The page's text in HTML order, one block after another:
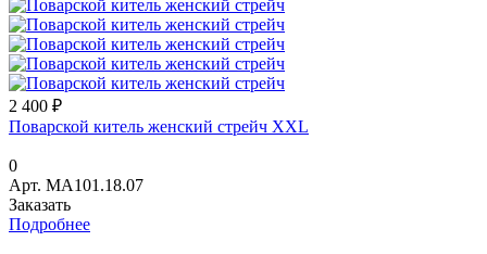
2 400 ₽
Поварской китель женский стрейч XXL
0
Арт. МА101.18.07
Заказать
Подробнее